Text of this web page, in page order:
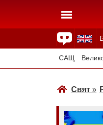
Здраве
САЩ
Свят»